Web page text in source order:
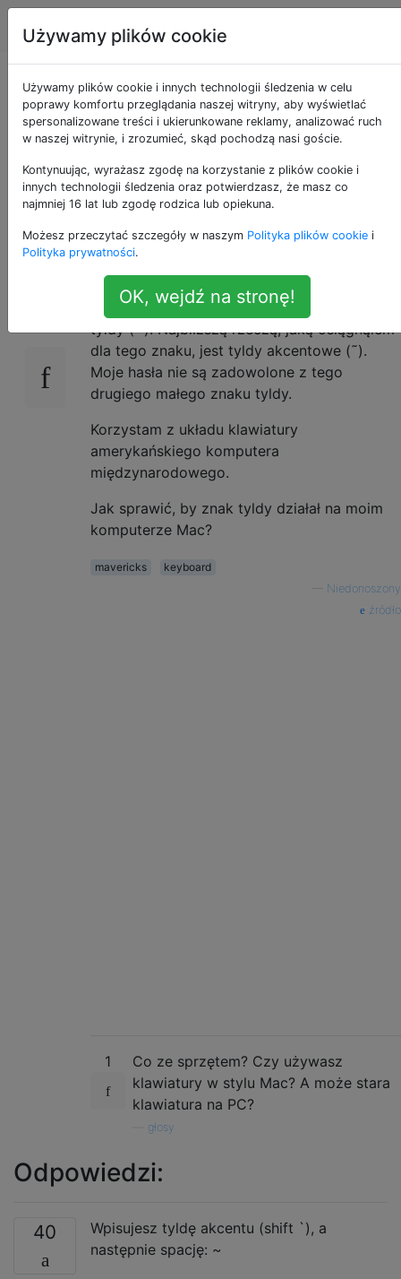
Apple Tagi
Jak napisać
NORMALNY znak
tyldy (~) na
komputerze Mac?
Niedawno przełączyłem się na Maca. Jedyne,
co do tej pory mnie niepokoi, to brak znaku
tyldy (~). Najbliższą rzeczą, jaką osiągnąłem
dla tego znaku, jest tyldy akcentowe (˜).
Moje hasła nie są zadowolone z tego
drugiego małego znaku tyldy.
Korzystam z układu klawiatury
amerykańskiego komputera
międzynarodowego.
Jak sprawić, by znak tyldy działał na moim
komputerze Mac?
mavericks
keyboard
Niedonoszony
źródło
1
Co ze sprzętem? Czy używasz
klawiatury w stylu Mac? A może stara
klawiatura na PC?
głosy
Odpowiedzi:
40
Wpisujesz tyldę akcentu (shift `), a
następnie spację: ~
Używamy plików cookie
Używamy plików cookie i innych technologii śledzenia w celu
poprawy komfortu przeglądania naszej witryny, aby wyświetlać
spersonalizowane treści i ukierunkowane reklamy, analizować ruch
w naszej witrynie, i zrozumieć, skąd pochodzą nasi goście.
Kontynuując, wyrażasz zgodę na korzystanie z plików cookie i
innych technologii śledzenia oraz potwierdzasz, że masz co
najmniej 16 lat lub zgodę rodzica lub opiekuna.
Możesz przeczytać szczegóły w naszym Polityka plików cookie i
Polityka prywatności.
OK, wejdź na stronę!